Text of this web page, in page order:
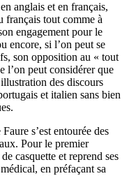
anglais et en français,
français tout comme à
engagement pour le
encore, si l’on peut se
son opposition au « tout
l’on peut considérer que
des discours
et italien sans bien
s’est entourée des
Pour le premier
casquette et reprend ses
en préfaçant sa